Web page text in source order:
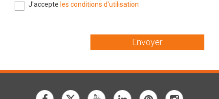
J'accepte les conditions d'utilisation
Envoyer